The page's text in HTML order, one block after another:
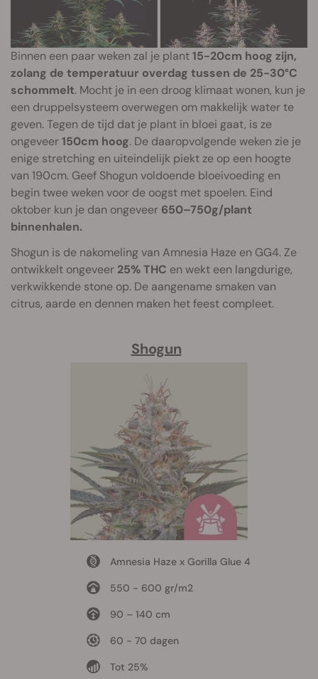
Binnen een paar weken zal je plant15-20cm hoog zijn,
zolang de temperatuur overdag tussen de 25-30°C
schommelt. Mocht je in een droog klimaat wonen, kun je
een druppelsysteem overwegen om makkelijk water te
geven. Tegen de tijd dat je plant in bloei gaat, is ze
ongeveer150cm hoog. De daaropvolgende weken zie je
enige stretching en uiteindelijk piekt ze op een hoogte
van 190cm. Geef Shogun voldoende bloeivoeding en
begin twee weken voor de oogst met spoelen. Eind
oktober kun je dan ongeveer 650–750g/plant
binnenhalen.
Shogun is de nakomeling van Amnesia Haze en GG4. Ze
ontwikkelt ongeveer 25% THC en wekt een langdurige,
verkwikkende stone op. De aangename smaken van
citrus, aarde en dennen maken het feest compleet.
Shogun
Amnesia Haze x Gorilla Glue 4
550 - 600 gr/m2
90 – 140 cm
60 - 70 dagen
Tot 25%